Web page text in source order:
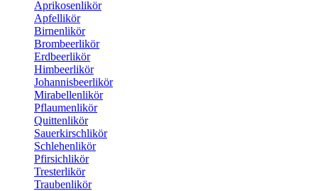
Aprikosenlikör
Apfellikör
Birnenlikör
Brombeerlikör
Erdbeerlikör
Himbeerlikör
Johannisbeerlikör
Mirabellenlikör
Pflaumenlikör
Quittenlikör
Sauerkirschlikör
Schlehenlikör
Pfirsichlikör
Tresterlikör
Traubenlikör